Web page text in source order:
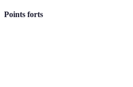
Points forts